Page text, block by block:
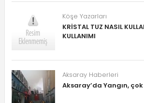
Köşe Yazarları
KRİSTAL TUZ NASIL
KULLANIMI
Aksaray Haberleri
Aksaray’da Yangın,